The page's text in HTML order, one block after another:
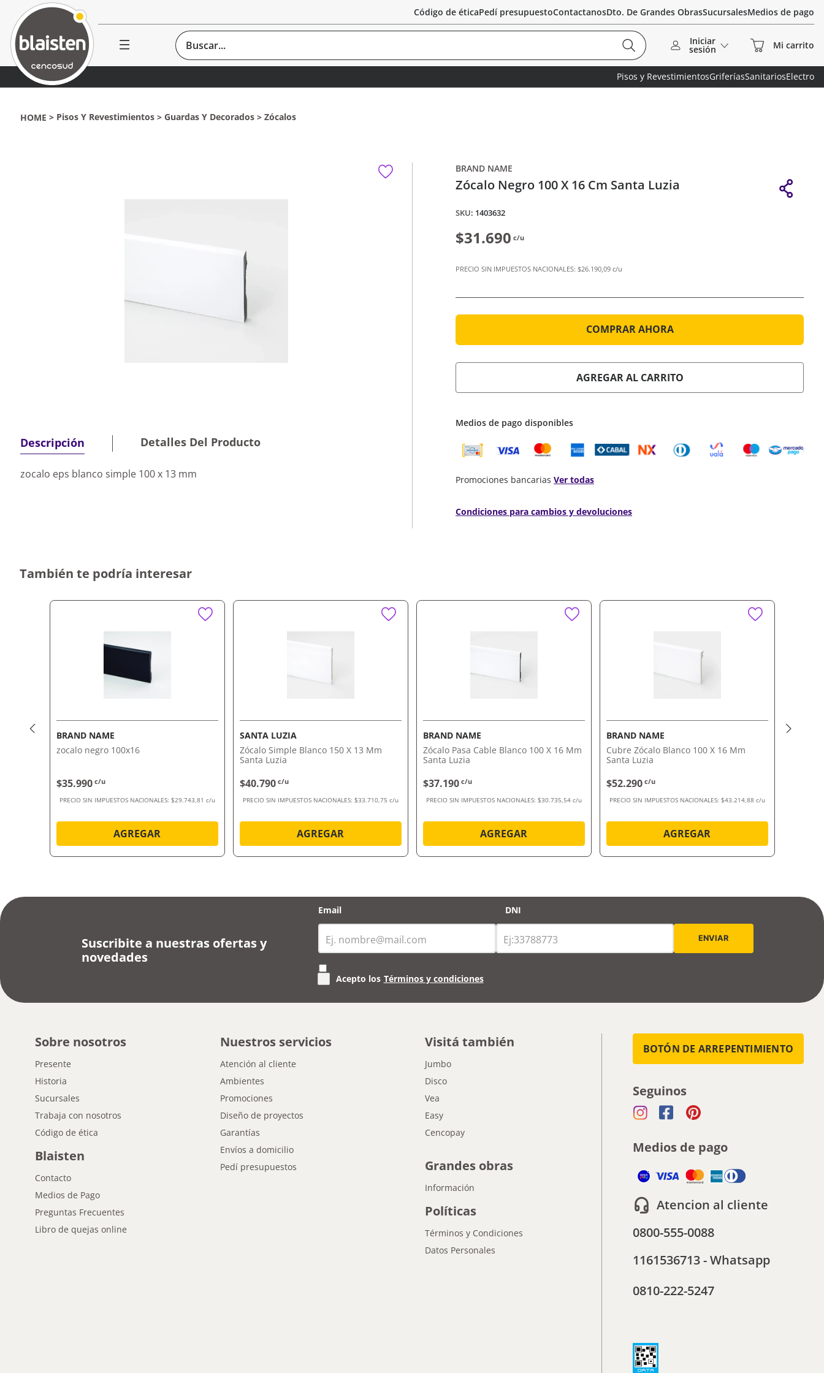
Código de éticaPedí presupuestoContactanosDto. De Grandes ObrasSucursalesMedios de pago
Buscar... Iniciar
sesión
Pisos y RevestimientosGriferíasSanitariosElectro
Pisos Y Revestimientos Guardas Y Decorados Zócalos
Descripción Detalles Del Producto
zocalo eps blanco simple 100 x 13 mm
BRAND NAME
Zócalo Negro 100 X 16 Cm Santa Luzia
: 1403632
$31.690 c/u
PRECIO SIN IMPUESTOS NACIONALES: $26.190,09 c/u
COMPRAR AHORA
AGREGAR AL CARRITO
Medios de pago disponibles
Promociones bancarias Ver todas
Condiciones para cambios y devoluciones
También te podría interesar
BRAND NAME
zocalo negro 100x16
$35.990 c/u
PRECIO SIN IMPUESTOS NACIONALES: $29.743,81 c/u
AGREGAR
SANTA LUZIA
Zócalo Simple Blanco 150 X 13 Mm
Santa Luzia
$40.790 c/u
PRECIO SIN IMPUESTOS NACIONALES: $33.710,75 c/u
AGREGAR
BRAND NAME
Zócalo Pasa Cable Blanco 100 X 16 Mm
Santa Luzia
$37.190 c/u
PRECIO SIN IMPUESTOS NACIONALES: $30.735,54 c/u
AGREGAR
BRAND NAME
Cubre Zócalo Blanco 100 X 16 Mm
Santa Luzia
$52.290 c/u
PRECIO SIN IMPUESTOS NACIONALES: $43.214,88 c/u
AGREGAR
BRAND
Suscribite a nuestras ofertas y
novedades
Email DNI
Acepto los Términos y condiciones
Sobre nosotros
Presente
Historia
Sucursales
Trabaja con nosotros
Código de ética
Blaisten
Contacto
Medios de Pago
Preguntas Frecuentes
Libro de quejas online
Nuestros servicios
Atención al cliente
Ambientes
Promociones
Diseño de proyectos
Garantías
Envíos a domicilio
Pedí presupuestos
Visitá también
Jumbo
Disco
Vea
Easy
Cencopay
Grandes obras
Información
Políticas
Términos y Condiciones
Datos Personales
BOTÓN DE ARREPENTIMIENTO
Seguinos
Medios de pago
Atencion al cliente
0800-555-0088
1161536713 - Whatsapp
0810-222-5247